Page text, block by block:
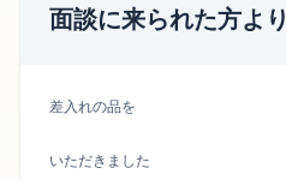
面談に来られた方より
差入れの品を
いただきました